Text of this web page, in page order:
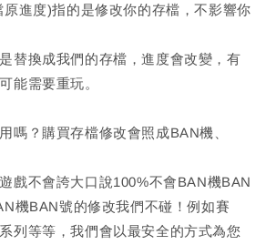
原進度)指的是修改你的存檔，不影響你
替換成我們的存檔，進度會改變，有
能需要重玩。
嗎？購買存檔修改會照成BAN機、
戲不會誇大口說100%不會BAN機BAN
機BAN號的修改我們不碰！例如賽
列等等，我們會以最安全的方式為您